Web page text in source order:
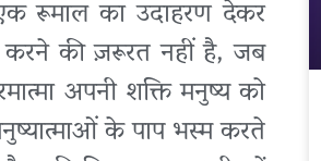
रूमाल का उदाहरण देकर
की ज़रूरत नहीं है, जब
अपनी शक्ति मनुष्य को
के पाप भस्म करते